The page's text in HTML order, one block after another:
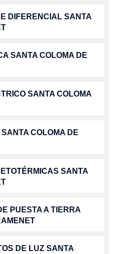
DIFERENCIAL SANTA
SANTA COLOMA DE
SANTA COLOMA
COLOMA DE
SANTA
PUESTA A TIERRA
DE LUZ SANTA